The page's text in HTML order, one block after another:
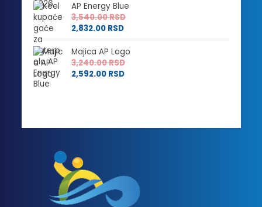
2,832.00 RSD
AP Energy Blue
3,540.00RSD
2,832.00 RSD
Majica AP Logo
3,240.00RSD
2,592.00 RSD